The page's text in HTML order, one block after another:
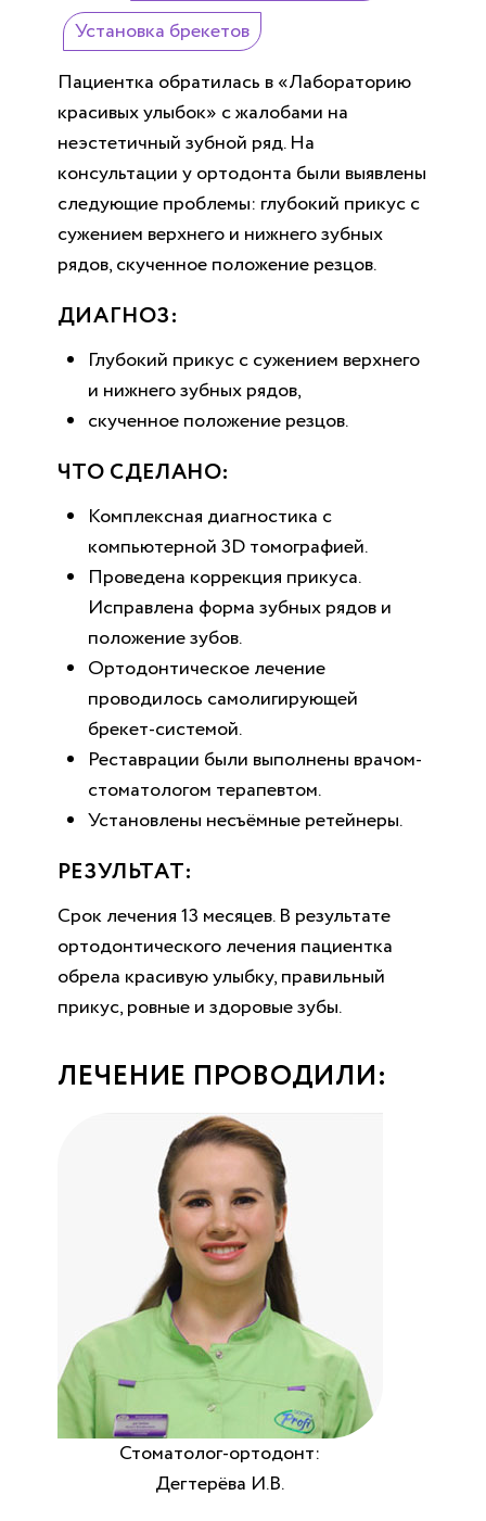
Установка брекетов
Пациентка обратилась в «Лабораторию
красивых улыбок» с жалобами на
неэстетичный зубной ряд. На
консультации у ортодонта были выявлены
следующие проблемы: глубокий прикус с
сужением верхнего и нижнего зубных
рядов, скученное положение резцов.
ДИАГНОЗ:
Глубокий прикус с сужением верхнего
и нижнего зубных рядов,
скученное положение резцов.
ЧТО СДЕЛАНО:
Комплексная диагностика с
компьютерной 3D томографией.
Проведена коррекция прикуса.
Исправлена форма зубных рядов и
положение зубов.
Ортодонтическое лечение
проводилось самолигирующей
брекет-системой.
Реставрации были выполнены врачом-
стоматологом терапевтом.
Установлены несъёмные ретейнеры.
РЕЗУЛЬТАТ:
Срок лечения 13 месяцев. В результате
ортодонтического лечения пациентка
обрела красивую улыбку, правильный
прикус, ровные и здоровые зубы.
ЛЕЧЕНИЕ ПРОВОДИЛИ:
Стоматолог-ортодонт:
Дегтерёва И.В.